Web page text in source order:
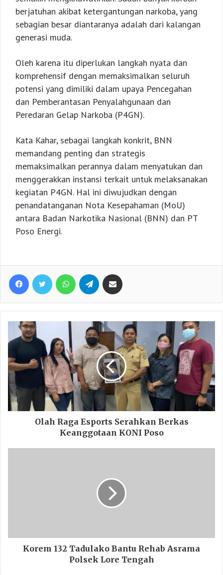
berjatuhan akibat ketergantungan narkoba, yang
sebagian besar diantaranya adalah dari kalangan
generasi muda.
Oleh karena itu diperlukan langkah nyata dan
komprehensif dengan memaksimalkan seluruh
potensi yang dimiliki dalam upaya Pencegahan
dan Pemberantasan Penyalahgunaan dan
Peredaran Gelap Narkoba (P4GN).
Kata Kahar, sebagai langkah konkrit, BNN
memandang penting dan strategis
memaksimalkan perannya dalam menyatukan dan
menggerakkan instansi terkait untuk melaksanakan
kegiatan P4GN. Hal ini diwujudkan dengan
penandatanganan Nota Kesepahaman (MoU)
antara Badan Narkotika Nasional (BNN) dan PT
Poso Energi.
Facebook Twitter WhatsApp Telegram
Olah Raga Esports Serahkan Berkas
Keanggotaan KONI Poso
Korem 132 Tadulako Bantu Rehab Asrama
Polsek Lore Tengah